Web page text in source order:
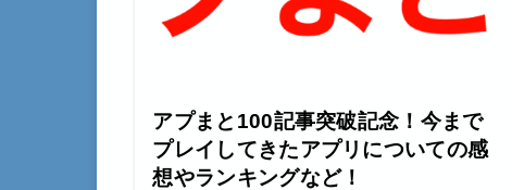
アプまと100記事突破記念！今まで
プレイしてきたアプリについての感
想やランキングなど！